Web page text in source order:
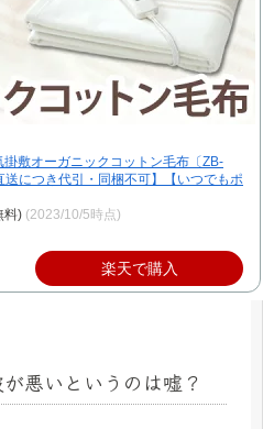
敷オーガニックコットン毛布〔ZB-
につき代引・同梱不可】【いつでもポ
料) (2023/10/5時点)
楽天で購入
悪いというのは嘘？